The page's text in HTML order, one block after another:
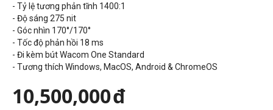
- Tỷ lệ tương phản tĩnh 1400:1
- Độ sáng 275 nit
- Góc nhìn 170°/170°
- Tốc độ phản hồi 18 ms
- Đi kèm bút Wacom One Standard
- Tương thích Windows, MacOS, Android & ChromeOS
10,500,000đ